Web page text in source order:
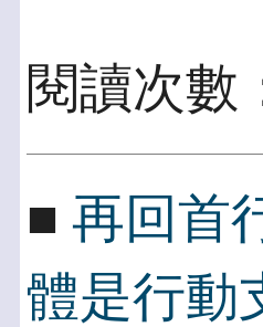
閱讀次數
■ 再回首
體是行動